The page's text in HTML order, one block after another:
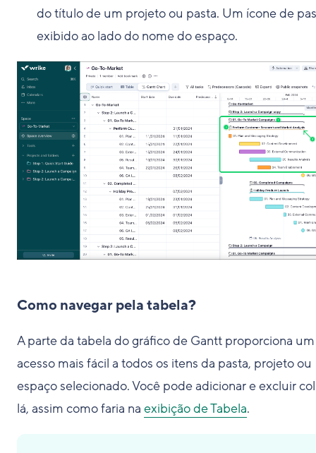
do título de um projeto ou pasta. Um ícone de
exibido ao lado do nome do espaço.
Como navegar pela tabela?
A parte da tabela do gráfico de Gantt proporciona um
acesso mais fácil a todos os itens da pasta, projeto ou
espaço selecionado. Você pode adicionar e excluir
lá, assim como faria na exibição de Tabela.